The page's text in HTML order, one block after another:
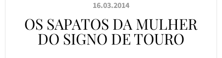
16.03.2014
OS SAPATOS DA MULHER
DO SIGNO DE TOURO